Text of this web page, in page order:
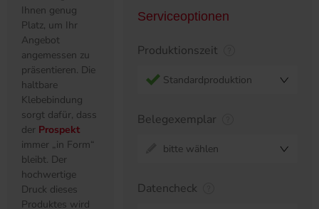
Ihnen genug
Platz, um Ihr
Angebot
angemessen zu
präsentieren. Die
haltbare
Klebebindung
sorgt dafür, dass
der Prospekt
immer „in Form“
bleibt. Der
hochwertige
Druck dieses
Produktes wird
Serviceoptionen
Produktionszeit
Standardproduktion
Belegexemplar
bitte wählen
Datencheck